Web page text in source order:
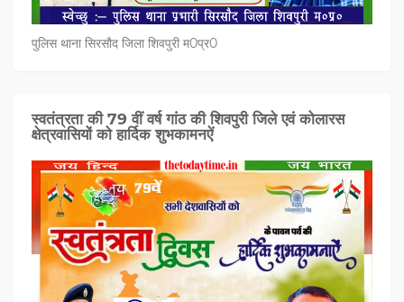
पुलिस थाना सिरसौद जिला शिवपुरी म0प्र0
स्वतंत्रता की 79 वीं वर्ष गांठ की शिवपुरी जिले एवं कोलारस
क्षेत्रवासियों को हार्दिक शुभकामनऐं